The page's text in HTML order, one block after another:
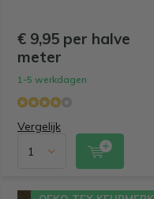
€ 9,95 per halve
meter
1-5 werkdagen
Vergelijk